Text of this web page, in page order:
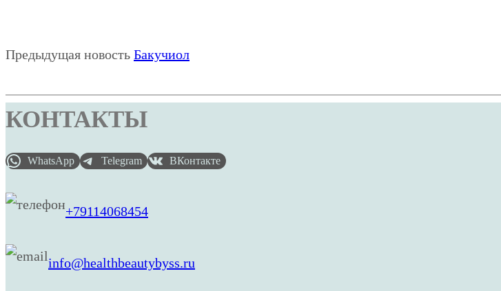
Предыдущая новость Бакучиол
КОНТАКТЫ
WhatsApp Telegram ВКонтакте
+79114068454
info@healthbeautybyss.ru